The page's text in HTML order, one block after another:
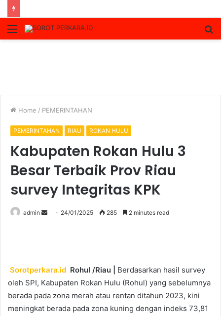
Menu
Home / PEMERINTAHAN
PEMERINTAHAN RIAU ROKAN HULU
Kabupaten Rokan Hulu 3
Besar Terbaik Prov Riau
survey Integritas KPK
admin
Send 24/01/2025 285 2 minutes read
Sorotperkara.id Rohul /Riau |
Berdasarkan hasil survey
oleh SPI, Kabupaten Rokan Hulu (Rohul) yang sebelumnya
berada pada zona merah atau rentan ditahun 2023, kini
meningkat berada pada zona kuning dengan indeks 73,81